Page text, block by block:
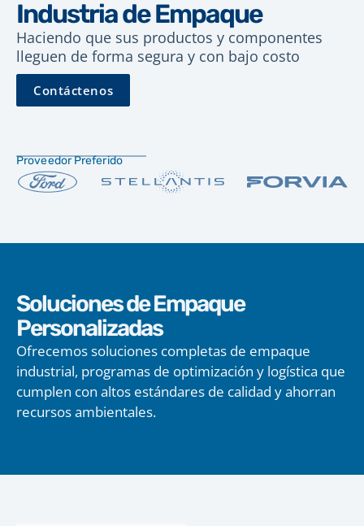
Industria de Empaque
Haciendo que sus productos y componentes
lleguen de forma segura y con bajo costo
Contáctenos
Proveedor Preferido
Soluciones de Empaque
Personalizadas
Ofrecemos soluciones completas de empaque
industrial, programas de optimización y logística que
cumplen con altos estándares de calidad y ahorran
recursos ambientales.